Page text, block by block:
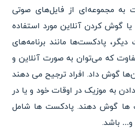
مجموعه‌ای از فایل‌های صوتی
یا گوش کردن آنلاین مورد استفاده
دیگر، پادکست‌ها مانند برنامه‌های
که می‌توان به صورت آنلاین و
گوش داد. افراد ترجیح می دهند
به موزیک در اوقات خود و یا در
ها گوش دهند. پادکست ها شامل
و… باشد.